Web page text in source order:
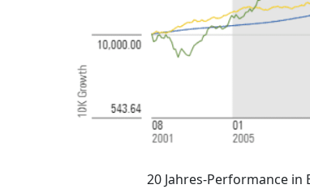
20 Jahres-Performance